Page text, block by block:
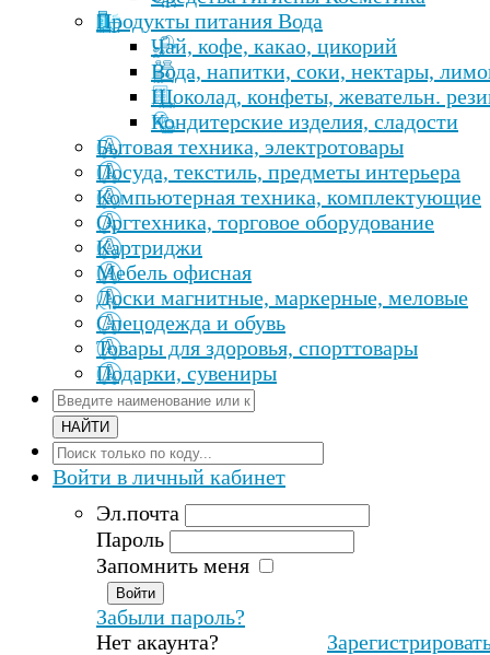
Продукты питания Вода
Чай, кофе, какао, цикорий
Вода, напитки, соки, нектары,
Шоколад, конфеты, жевательн.
Кондитерские изделия, сладости
Бытовая техника, электротовары
Посуда, текстиль, предметы интерьера
Компьютерная техника, комплектующие
Оргтехника, торговое оборудование
Картриджи
Мебель офисная
Доски магнитные, маркерные, меловые
Спецодежда и обувь
Товары для здоровья, спорттовары
Подарки, сувениры
Войти в личный кабинет
Эл.почта
Пароль
Запомнить меня
Забыли пароль?
Нет акаунта?